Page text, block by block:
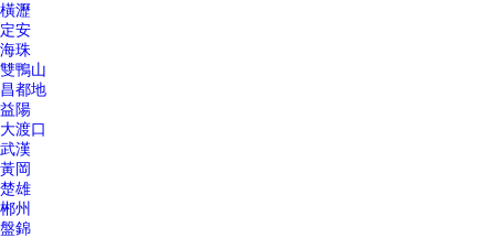
橫瀝
定安
海珠
雙鴨山
昌都地
益陽
大渡口
武漢
黃岡
楚雄
郴州
盤錦